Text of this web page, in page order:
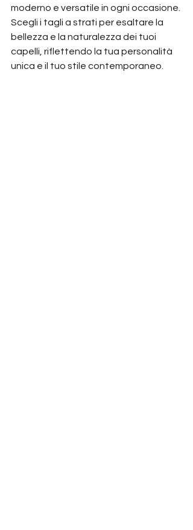
moderno e versatile in ogni occasione.
Scegli i tagli a strati per esaltare la
bellezza e la naturalezza dei tuoi
capelli, riflettendo la tua personalità
unica e il tuo stile contemporaneo.